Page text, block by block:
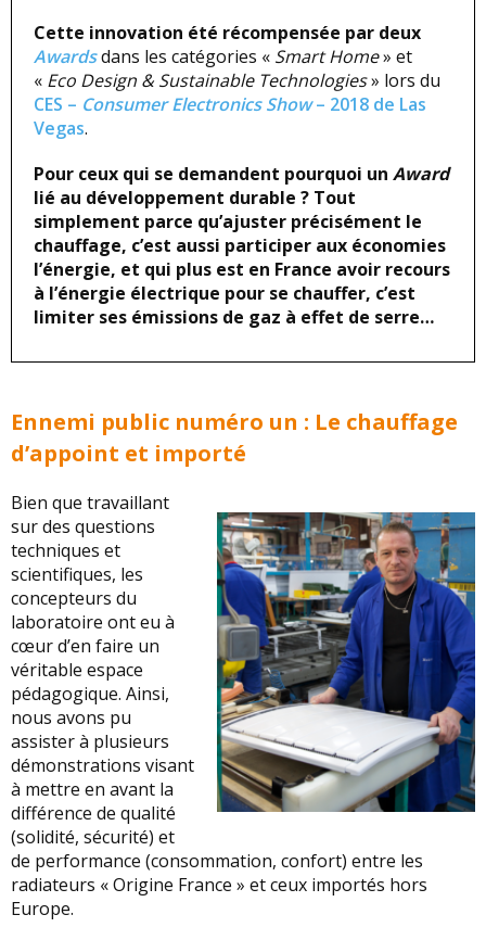
Cette innovation été récompensée par deux
Awardsdans les catégories « Smart Home» et
« Eco Design & Sustainable Technologies» lors du
CES – Consumer Electronics Show– 2018 de Las
Vegas.
Pour ceux qui se demandent pourquoi un Award
lié au développement durable ? Tout
simplement parce qu’ajuster précisément le
chauffage, c’est aussi participer aux économies
l’énergie, et qui plus est en France avoir recours
à l’énergie électrique pour se chauffer, c’est
limiter ses émissions de gaz à effet de serre…
Ennemi public numéro un : Le chauffage
d’appoint et importé
Bien que travaillant
sur des questions
techniques et
scientifiques, les
concepteurs du
laboratoire ont eu à
cœur d’en faire un
véritable espace
pédagogique. Ainsi,
nous avons pu
assister à plusieurs
démonstrations visant
à mettre en avant la
différence de qualité
(solidité, sécurité) et
de performance (consommation, confort) entre les
radiateurs « Origine France » et ceux importés hors
Europe.